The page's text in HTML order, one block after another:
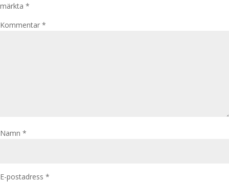
märkta *
Kommentar *
Namn *
E-postadress *